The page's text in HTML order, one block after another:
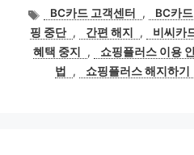
태
그
BC카드 고객센터 , BC카
핑 중단 , 간편 해지 , 비씨카
혜택 중지
, 쇼핑플러스 이용
법
, 쇼핑플러스 해지하기